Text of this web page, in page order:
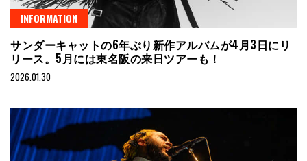
INFORMATION
サンダーキャットの6年ぶり新作アルバムが4月3日にリ
リース。5月には東名阪の来日ツアーも！
2026.01.30